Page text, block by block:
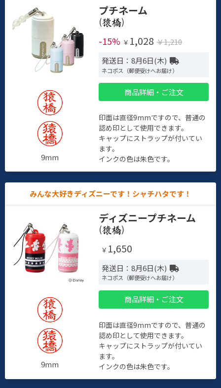
9mm
プチネーム
(
)
-15% ￥ 1,028 ￥1,210
発送日：8月6日(木)
ネコポス（郵便受けへお届け）
商品詳細・ご注文
印面は直径9mmですので、普通の
認め印として使用できます。
キャップにストラップが付いてい
ます。
インクの色は朱色です。
みんな大好きディズニーです！シャチハタです！
9mm
ディズニープチネーム
( )
￥ 1,650
発送日：8月6日(木)
ネコポス（郵便受けへお届け）
商品詳細・ご注文
印面は直径9mmですので、普通の
認め印として使用できます。
キャップにストラップが付いてい
ます。
インクの色は朱色です。